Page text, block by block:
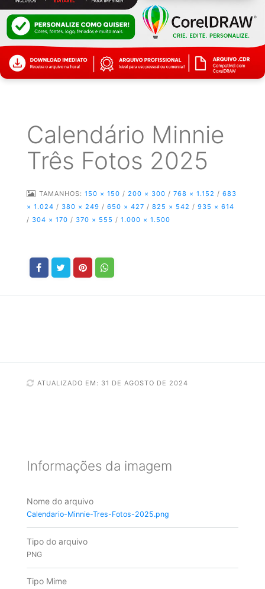
Calendário Minnie
Três Fotos 2025
TAMANHOS: 150 × 150 / 200 × 300 / 768 × 1.152 / 683
× 1.024 / 380 × 249 / 650 × 427 / 825 × 542 / 935 × 614
/ 304 × 170 / 370 × 555 / 1.000 × 1.500
ATUALIZADO EM: 31 DE AGOSTO DE 2024
Informações da imagem
Nome do arquivo
Calendario-Minnie-Tres-Fotos-2025.png
Tipo do arquivo
PNG
Tipo Mime